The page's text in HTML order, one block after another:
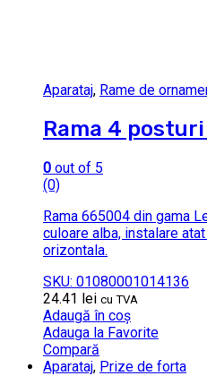
Aparataj, Rame de
Rama 4
0 out of 5
(0)
Rama 665004 din gama
culoare alba, instalare
orizontala.
SKU: 01080001014136
24.41 lei cu TVA
Adaugă în coș
Adauga la Favorite
Compară
Aparataj, Prize de forta